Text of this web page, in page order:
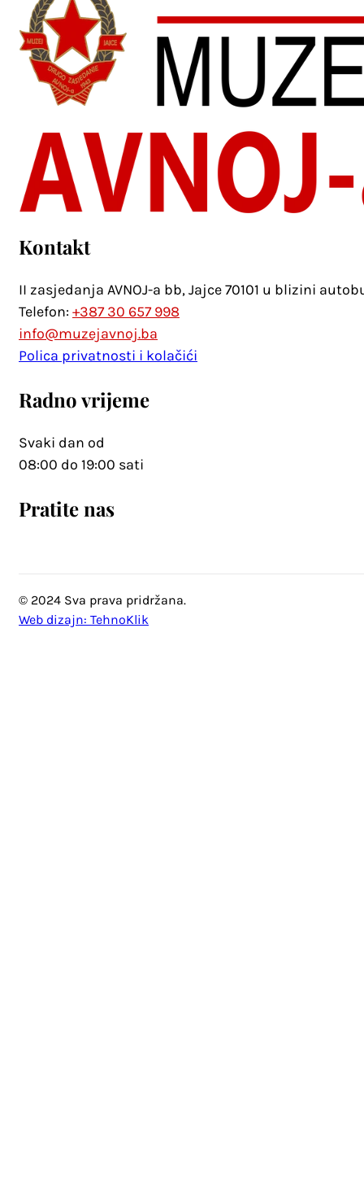
Kontakt
II zasjedanja AVNOJ-a bb, Jajce 70101 u blizini
Telefon: +387 30 657 998
info@muzejavnoj.ba
Polica privatnosti i kolačići
Radno vrijeme
Svaki dan od
08:00 do 19:00 sati
Pratite nas
© 2024 Sva prava pridržana.
Web dizajn: TehnoKlik